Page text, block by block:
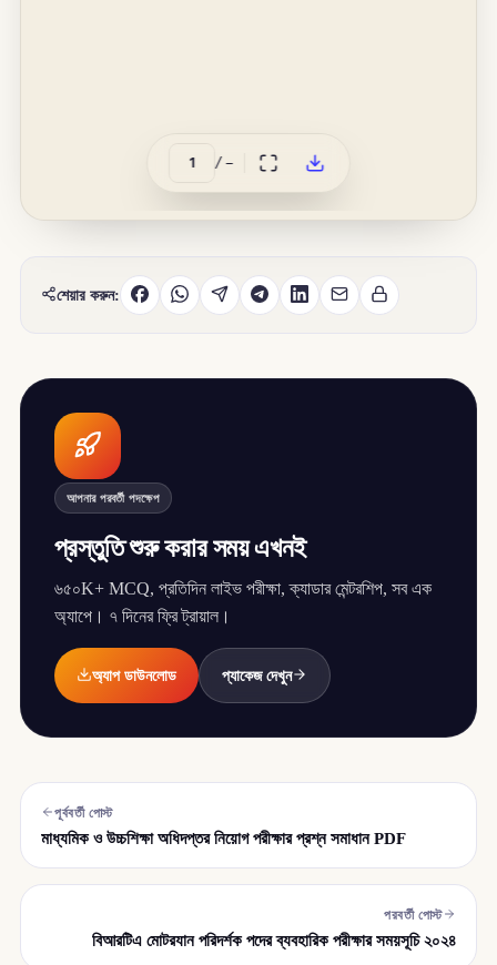
/–
শেয়ার করুন:
আপনার পরবর্তী পদক্ষেপ
প্রস্তুতি শুরু করার সময় এখনই
৬৫০K+ MCQ, প্রতিদিন লাইভ পরীক্ষা, ক্যাডার মেন্টরশিপ, সব এক
অ্যাপে। ৭ দিনের ফ্রি ট্রায়াল।
অ্যাপ ডাউনলোড প্যাকেজ দেখুন
পূর্ববর্তী পোস্ট
মাধ্যমিক ও উচ্চশিক্ষা অধিদপ্তর নিয়োগ পরীক্ষার প্রশ্ন সমাধান PDF
পরবর্তী পোস্ট
বিআরটিএ মোটরযান পরিদর্শক পদের ব্যবহারিক পরীক্ষার সময়সূচি ২০২৪